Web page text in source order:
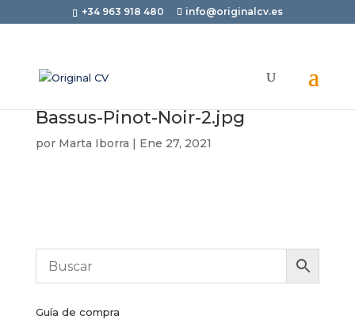
+34 963 918 480 info@originalcv.es
Bassus-Pinot-Noir-2.jpg
por Marta Iborra | Ene 27, 2021
Guía de compra